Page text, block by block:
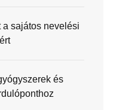
a sajátos nevelési
és